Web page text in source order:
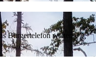
Bürgertelefon weiter.